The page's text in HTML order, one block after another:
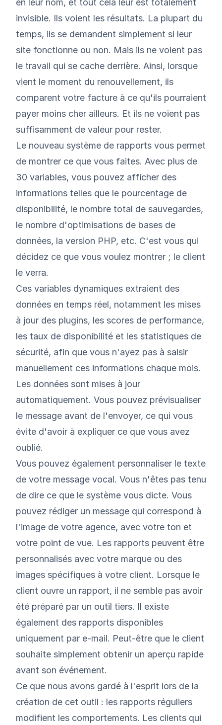
en leur nom, et tout cela leur est totalement
invisible. Ils voient les résultats. La plupart du
temps, ils se demandent simplement si leur
site fonctionne ou non. Mais ils ne voient pas
le travail qui se cache derrière. Ainsi, lorsque
vient le moment du renouvellement, ils
comparent votre facture à ce qu'ils pourraient
payer moins cher ailleurs. Et ils ne voient pas
suffisamment de valeur pour rester.
Le nouveau système de rapports vous permet
de montrer ce que vous faites. Avec plus de
30 variables, vous pouvez afficher des
informations telles que le pourcentage de
disponibilité, le nombre total de sauvegardes,
le nombre d'optimisations de bases de
données, la version PHP, etc. C'est vous qui
décidez ce que vous voulez montrer ; le client
le verra.
Ces variables dynamiques extraient des
données en temps réel, notamment les mises
à jour des plugins, les scores de performance,
les taux de disponibilité et les statistiques de
sécurité, afin que vous n'ayez pas à saisir
manuellement ces informations chaque mois.
Les données sont mises à jour
automatiquement. Vous pouvez prévisualiser
le message avant de l'envoyer, ce qui vous
évite d'avoir à expliquer ce que vous avez
oublié.
Vous pouvez également personnaliser le texte
de votre message vocal. Vous n'êtes pas tenu
de dire ce que le système vous dicte. Vous
pouvez rédiger un message qui correspond à
l'image de votre agence, avec votre ton et
votre point de vue. Les rapports peuvent être
personnalisés avec votre marque ou des
images spécifiques à votre client. Lorsque le
client ouvre un rapport, il ne semble pas avoir
été préparé par un outil tiers. Il existe
également des rapports disponibles
uniquement par e-mail. Peut-être que le client
souhaite simplement obtenir un aperçu rapide
avant son événement.
Ce que nous avons gardé à l'esprit lors de la
création de cet outil : les rapports réguliers
modifient les comportements. Les clients qui